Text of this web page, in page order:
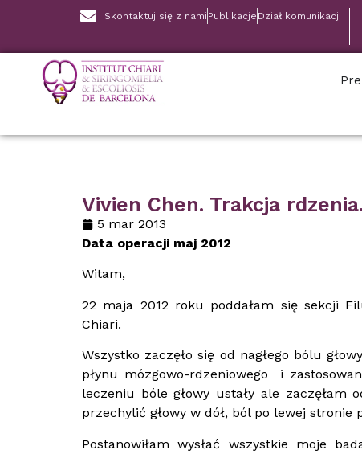
Skontaktuj się z nami Publikacje Dział komunikacji
Vivien Chen. Trakcja
5 mar 2013
Data operacji maj 2012
Witam,
22 maja 2012 roku poddałam się sekcji
Chiari.
Wszystko zaczęło się od nagłego bólu
płynu mózgowo-rdzeniowego i
leczeniu bóle głowy ustały ale zaczęłam
przechylić głowy w dół, ból po lewej stronie
Postanowiłam wysłać wszystkie moje